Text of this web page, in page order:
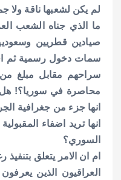
لم يكن لشعبها ناقة
ما الذي جناه الشعب
صيادين قطريين
سمات دخول رسمية ثم
سراحهم مقابل مبلغ
محاصرة في سوريا؟!
انها جزء من جغرافية
انها تريد اضفاء
السوري؟
ام ان الامر يتعلق بتنفيذ
العراقيون الذين